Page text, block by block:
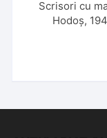
Scrisori cu
Hodoș,